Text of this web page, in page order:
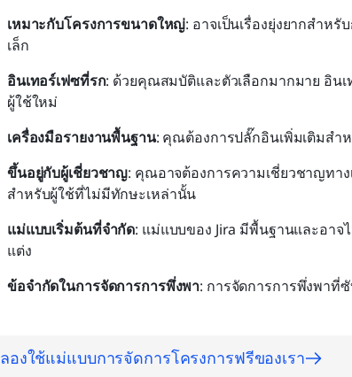
เหมาะกับโครงการขนาดใหญ่: อาจเป็นเรื่องยุ่งยากสำห
เล็ก
อินเทอร์เฟซที่รก: ด้วยคุณสมบัติและตัวเลือกมากมาย อิน
ผู้ใช้ใหม่
เครื่องมือรายงานพื้นฐาน: คุณต้องการปลั๊กอินเพิ่มเติมสำ
ขึ้นอยู่กับผู้เชี่ยวชาญ: คุณอาจต้องการความเชี่ยวชาญทา
สำหรับผู้ใช้ที่ไม่มีทักษะเหล่านั้น
แม่แบบเริ่มต้นที่จำกัด: แม่แบบของ Jira มีพื้นฐานและอาจ
แต่ง
ข้อจำกัดในการจัดการการพึ่งพา: การจัดการการพึ่งพาที่
ลองใช้แม่แบบการจัดการโครงการฟรีของเรา